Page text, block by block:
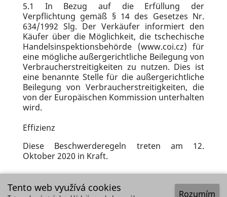
5.1 In Bezug auf die Erfüllung der
Verpflichtung gemäß § 14 des Gesetzes Nr.
634/1992 Slg. Der Verkäufer informiert den
Käufer über die Möglichkeit, die tschechische
Handelsinspektionsbehörde (www.coi.cz) für
eine mögliche außergerichtliche Beilegung von
Verbraucherstreitigkeiten zu nutzen. Dies ist
eine benannte Stelle für die außergerichtliche
Beilegung von Verbraucherstreitigkeiten, die
von der Europäischen Kommission unterhalten
wird.
Effizienz
Diese Beschwerderegeln treten am 12.
Oktober 2020 in Kraft.
Beschwerdeformular
Tento web využívá cookies
Rozumím